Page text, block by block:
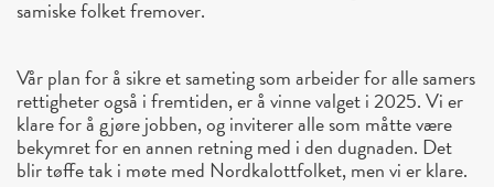
samiske folket fremover.
Vår plan for å sikre et sameting som arbeider for alle samers
rettigheter også i fremtiden, er å vinne valget i 2025. Vi er
klare for å gjøre jobben, og inviterer alle som måtte være
bekymret for en annen retning med i den dugnaden. Det
blir tøffe tak i møte med Nordkalottfolket, men vi er klare.